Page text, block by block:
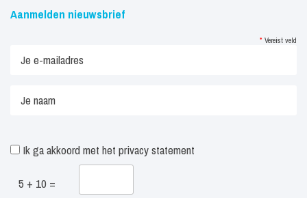
Aanmelden nieuwsbrief
* Vereist veld
Ik ga akkoord met het privacy statement
5 + 10 =